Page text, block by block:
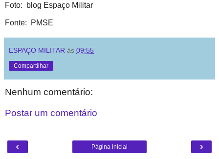
Foto: blog Espaço Militar
Fonte: PMSE
ESPAÇO MILITAR às 09:55
Compartilhar
Nenhum comentário:
Postar um comentário
‹ ›
Página inicial